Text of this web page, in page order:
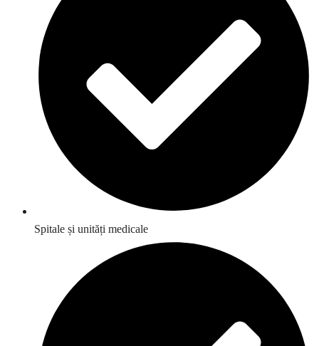
Spitale și unități medicale